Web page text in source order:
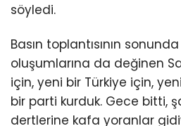
söyledi.
Basın toplantısının
oluşumlarına da değinen
için, yeni bir Türkiye için,
bir parti kurduk. Gece bitti,
dertlerine kafa yoranlar